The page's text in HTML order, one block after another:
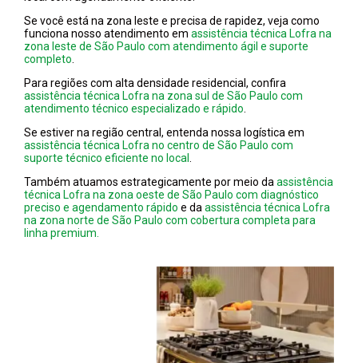
Se você está na zona leste e precisa de rapidez, veja como
funciona nosso atendimento em assistência técnica Lofra na
zona leste de São Paulo com atendimento ágil e suporte
completo
Para regiões com alta densidade residencial, confira
assistência técnica Lofra na zona sul de São Paulo com
atendimento técnico especializado e rápido
Se estiver na região central, entenda nossa logística em
assistência técnica Lofra no centro de São Paulo com
suporte técnico eficiente no local
Também atuamos estrategicamente por meio da assistência
técnica Lofra na zona oeste de São Paulo com diagnóstico
preciso e agendamento rápido e da assistência técnica Lofra
na zona norte de São Paulo com cobertura completa para
linha premium.